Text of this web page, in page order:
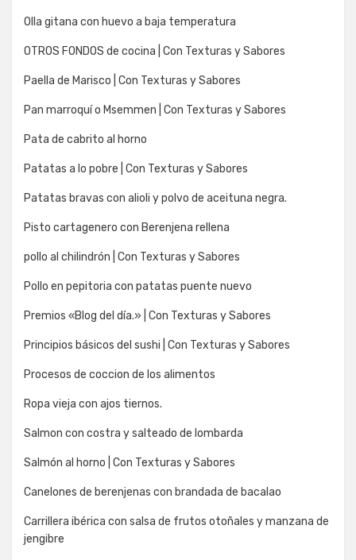
Olla gitana con huevo a baja temperatura
OTROS FONDOS de cocina | Con Texturas y Sabores
Paella de Marisco | Con Texturas y Sabores
Pan marroquí o Msemmen | Con Texturas y Sabores
Pata de cabrito al horno
Patatas a lo pobre | Con Texturas y Sabores
Patatas bravas con alioli y polvo de aceituna negra.
Pisto cartagenero con Berenjena rellena
pollo al chilindrón | Con Texturas y Sabores
Pollo en pepitoria con patatas puente nuevo
Premios «Blog del día.» | Con Texturas y Sabores
Principios básicos del sushi | Con Texturas y Sabores
Procesos de coccion de los alimentos
Ropa vieja con ajos tiernos.
Salmon con costra y salteado de lombarda
Salmón al horno | Con Texturas y Sabores
Canelones de berenjenas con brandada de bacalao
Carrillera ibérica con salsa de frutos otoñales y manzana de
jengibre